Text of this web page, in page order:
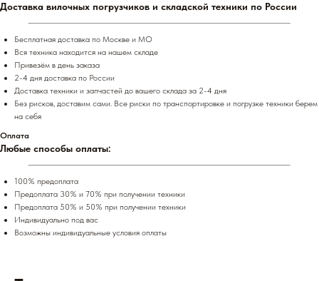
Доставка вилочных погрузчиков и складской техники по России
Бесплатная доставка по Москве и МО
Вся техника находится на нашем складе
Привезём в день заказа
2-4 дня доставка по России
Доставка техники и запчастей до вашего склада за 2-4 дня
Без рисков, доставим сами. Все риски по транспортировке и погрузке техники берем
на себя
Оплата
Любые способы оплаты:
100% предоплата
Предоплата 30% и 70% при получении техники
Предоплата 50% и 50% при получении техники
Индивидуально под вас
Возможны индивидуальные условия оплаты